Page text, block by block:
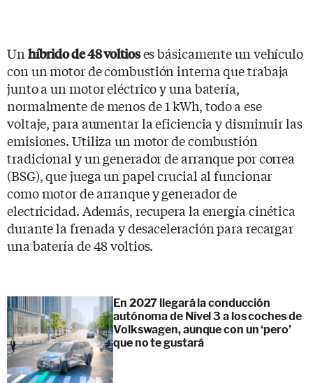
Un híbrido de 48 voltioses básicamente un vehículo
con un motor de combustión interna que trabaja
junto a un motor eléctrico y una batería,
normalmente de menos de 1 kWh, todo a ese
voltaje, para aumentar la eficiencia y disminuir las
emisiones. Utiliza un motor de combustión
tradicional y un generador de arranque por correa
(BSG), que juega un papel crucial al funcionar
como motor de arranque y generador de
electricidad. Además, recupera la energía cinética
durante la frenada y desaceleración para recargar
una batería de 48 voltios.
En 2027 llegará la conducción
autónoma de Nivel 3 a los coches de
Volkswagen, aunque con un ‘pero’
que no te gustará